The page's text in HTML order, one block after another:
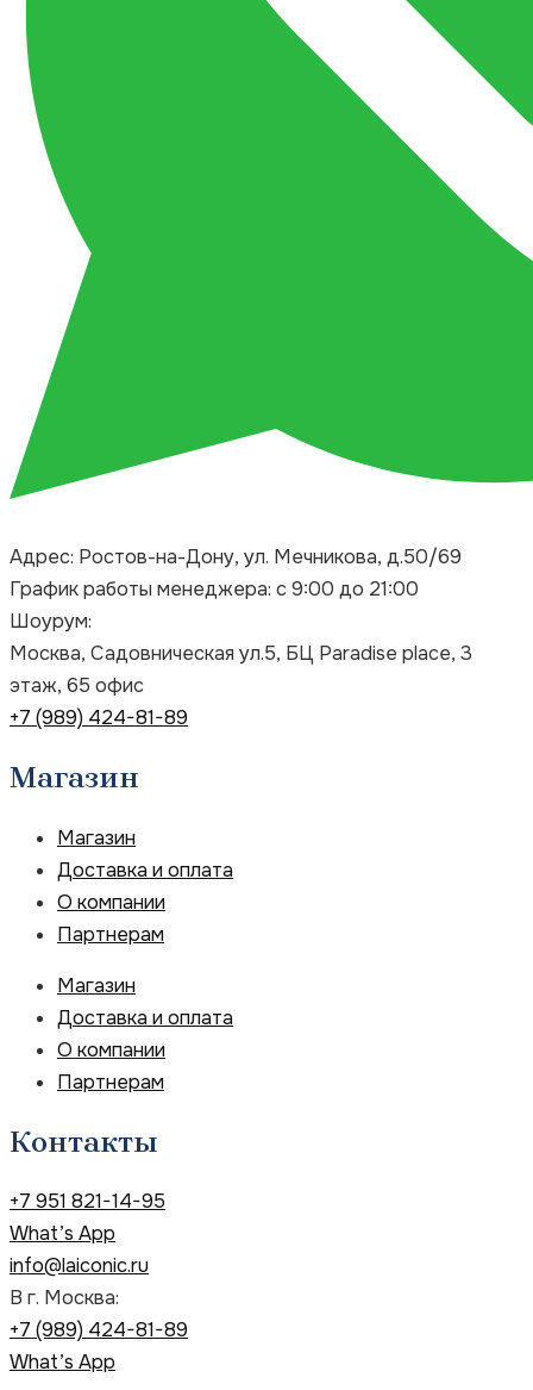
Адрес: Ростов-на-Дону, ул. Мечникова, д.50/69
График работы менеджера: с 9:00 до 21:00
Шоурум:
Москва, Садовническая ул.5, БЦ Paradise place, 3
этаж, 65 офис
+7 (989) 424-81-89
Магазин
Магазин
Доставка и оплата
О компании
Партнерам
Магазин
Доставка и оплата
О компании
Партнерам
Контакты
+7 951 821-14-95
What’s App
info@laiconic.ru
В г. Москва:
+7 (989) 424-81-89
What’s App